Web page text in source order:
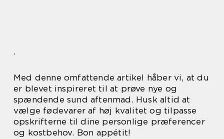
.
Med denne omfattende artikel håber vi, at du
er blevet inspireret til at prøve nye og
spændende sund aftenmad. Husk altid at
vælge fødevarer af høj kvalitet og tilpasse
opskrifterne til dine personlige præferencer
og kostbehov. Bon appétit!